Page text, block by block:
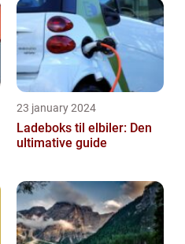
23 january 2024
Ladeboks til elbiler: Den
ultimative guide